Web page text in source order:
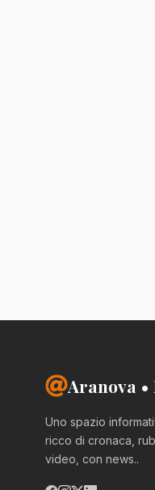
Aranova •
Uno spazio
ricco di cronaca,
video, con news..